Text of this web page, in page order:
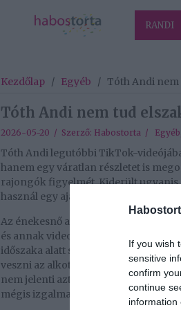
If you wish
sensitive
confirm
continue
information
RANDI
Kezdőlap / Egyéb / Tóth Andi
Tóth Andi nem tud
2026-05-20 / Szerző: Habostorta / Egyéb
Tóth Andi legutóbbi TikTok-
hanem egy váratlan részletet is
rajongók figyelmét. Kiderült
használ egy ajándékot, amit Marics
Az énekesnő azért osztotta meg a
és annak videoklipjével készül
időszaka alatt szerezte, de az akkori
veszni az alkotást, és most úgy
nem jelenti azt, hogy teljes
mégis izgalmas hír, hiszen sokan